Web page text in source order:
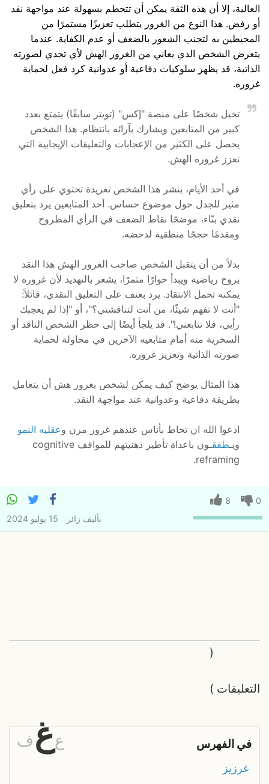
العالية، إلا أن هذه الثقة يمكن أن تتحطم بسهولة عند مواجهة نقد
أو رفض. هذا النوع من الغرور يتطلب تعزيزًا مستمرًا من
المحيطين به لتجنب الشعور بالضعف أو عدم الكفاية. عندما
يتعرض الشخص الذي يعاني من الغرور الهش لأي تحدي لصورته
الذاتية، قد يظهر سلوكيات دفاعية أو عدوانية كرد فعل لحماية
غروره.
تخيل شخصًا على منصة "إكس" (تويتر سابقًا) يتمتع بعدد
كبير من المتابعين ويشارك بآرائه بانتظام. هذا الشخص
يحصل على الكثير من الإعجابات والتعليقات الإيجابية التي
تعزز غروره الهش.
في أحد الأيام، ينشر هذا الشخص تغريدة تحتوي على رأي
مثير للجدل حول موضوع حساس. أحد المتابعين يرد بتعليق
نقدي بنّاء، موضحًا نقاط الضعف في الرأي المطروح
ومقدمًا حججًا منطقية لدحضه.
بدلاً من أن يتقبل الشخص صاحب الغرور الهش هذا النقد
بروح رياضية ويبدأ حوارًا مثمرًا، يشعر بالتهديد لأن غروره لا
يمكنه تحمل الانتقاد. يرد بعنف على التعليق النقدي، قائلاً:
"أنت لا تفهم شيئًا، من أنت لتناقشني؟"، أو "إذا لم يعجبك
رأيي، فلا تتابعني!". قد يلجأ أيضًا إلى حظر الشخص الناقد أو
السخرية منه أمام متابعيه الآخرين في محاولة لحماية
صورته الذاتية وتعزيز غروره.
هذا المثال يوضح كيف يمكن لشخص بغرور هش أن يتعامل
بطريقة دفاعية وعدوانية عند مواجهة النقد.
ادعوا الله ان تحاط بأناس عندهم غرور مرن وعقليه النمو
ويـطفق
ـون باعداة تأطير ذهنيتهم للمواقف cognitive
reframing.
0
8
تأليف زائر 15 يوليو 2024
التعليقات
(
)
في الفهرس عغف
غرزيز